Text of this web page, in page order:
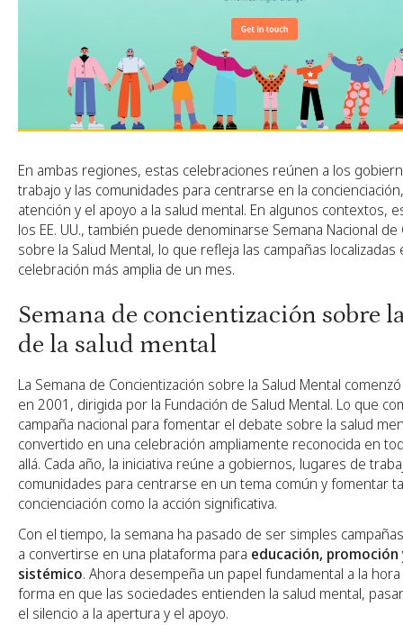
En ambas regiones, estas celebraciones reúnen a los
trabajo y las comunidades para centrarse en la
atención y el apoyo a la salud mental. En algunos contextos,
los EE. UU., también puede denominarse Semana Nacional de
sobre la Salud Mental, lo que refleja las campañas
celebración más amplia de un mes.
Semana de concientización sobre
de la salud mental
La Semana de Concientización sobre la Salud Mental
en 2001, dirigida por la Fundación de Salud Mental. Lo que
campaña nacional para fomentar el debate sobre la salud
convertido en una celebración ampliamente reconocida en
allá. Cada año, la iniciativa reúne a gobiernos, lugares de
comunidades para centrarse en un tema común y fomentar
concienciación como la acción significativa.
Con el tiempo, la semana ha pasado de ser simples
a convertirse en una plataforma para educación, promoción
sistémico. Ahora desempeña un papel fundamental a la
forma en que las sociedades entienden la salud mental,
el silencio a la apertura y el apoyo.